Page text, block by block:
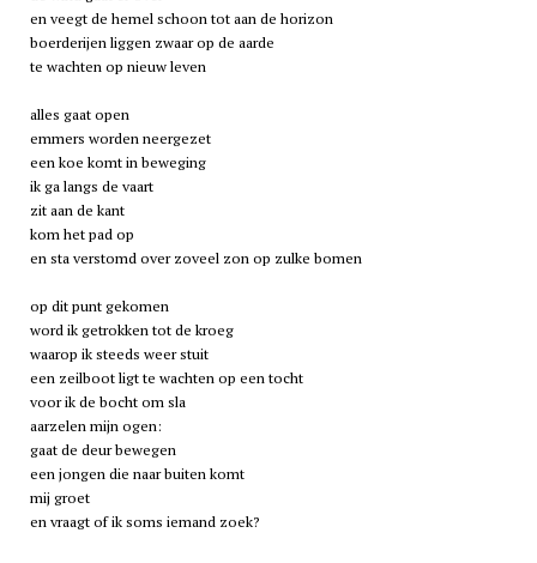
en veegt de hemel schoon tot aan de horizon
boerderijen liggen zwaar op de aarde
te wachten op nieuw leven
alles gaat open
emmers worden neergezet
een koe komt in beweging
ik ga langs de vaart
zit aan de kant
kom het pad op
en sta verstomd over zoveel zon op zulke bomen
op dit punt gekomen
word ik getrokken tot de kroeg
waarop ik steeds weer stuit
een zeilboot ligt te wachten op een tocht
voor ik de bocht om sla
aarzelen mijn ogen:
gaat de deur bewegen
een jongen die naar buiten komt
mij groet
en vraagt of ik soms iemand zoek?